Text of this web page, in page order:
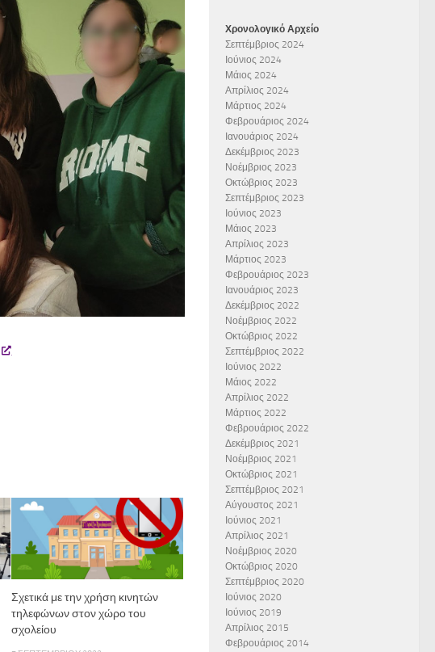
Σχετικά με την χρήση κινητών
τηλεφώνων στον χώρο του
σχολείου
Χρονολογικό Αρχείο
Σεπτέμβριος 2024
Ιούνιος 2024
Μάιος 2024
Απρίλιος 2024
Μάρτιος 2024
Φεβρουάριος 2024
Ιανουάριος 2024
Δεκέμβριος 2023
Νοέμβριος 2023
Οκτώβριος 2023
Σεπτέμβριος 2023
Ιούνιος 2023
Μάιος 2023
Απρίλιος 2023
Μάρτιος 2023
Φεβρουάριος 2023
Ιανουάριος 2023
Δεκέμβριος 2022
Νοέμβριος 2022
Οκτώβριος 2022
Σεπτέμβριος 2022
Ιούνιος 2022
Μάιος 2022
Απρίλιος 2022
Μάρτιος 2022
Φεβρουάριος 2022
Δεκέμβριος 2021
Νοέμβριος 2021
Οκτώβριος 2021
Σεπτέμβριος 2021
Αύγουστος 2021
Ιούνιος 2021
Απρίλιος 2021
Νοέμβριος 2020
Οκτώβριος 2020
Σεπτέμβριος 2020
Ιούνιος 2020
Ιούνιος 2019
Απρίλιος 2015
Φεβρουάριος 2014